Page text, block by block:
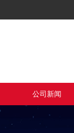
公司新闻